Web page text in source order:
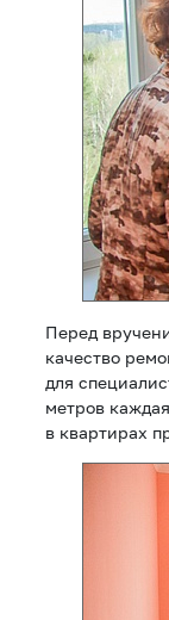
Перед
качество
для
метров
в квартирах